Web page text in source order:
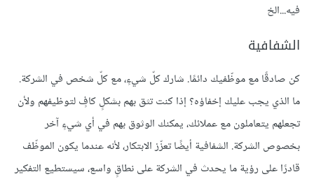
فيه...الخ
الشفافية
كن صادقًا مع موظّفيك دائمًا. شارك كلّ شيءٍ، مع كلّ شخص في الشركة.
ما الذي يجب عليك إخفاؤه؟ إذا كنت تثق بهم بشكلٍ كافٍ لتوظيفهم ولأن
تجعلهم يتعاملون مع عملائك، يمكنك الوثوق بهم في أي شيءٍ آخر
بخصوص الشركة. الشفافية أيضًا تعزّز الابتكار، لأنه عندما يكون الموظّف
قادرًا على رؤية ما يحدث في الشركة على نطاقٍ واسع، سيستطيع التفكير